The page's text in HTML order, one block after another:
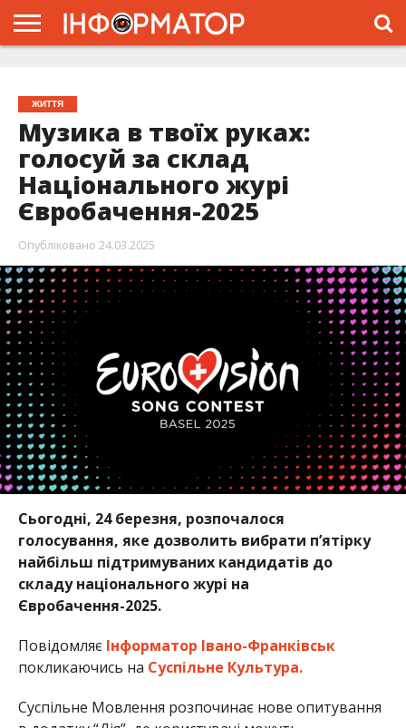
ЖИТТЯ
Музика в твоїх руках:
голосуй за склад
Національного журі
Євробачення-2025
Опубліковано 24.03.2025
Сьогодні, 24 березня, розпочалося
голосування, яке дозволить вибрати п’ятірку
найбільш підтримуваних кандидатів до
складу національного журі на
Євробачення-2025.
Повідомляє Інформатор Івано-Франківськ
покликаючись на Суспільне Культура.
Суспільне Мовлення розпочинає нове опитування